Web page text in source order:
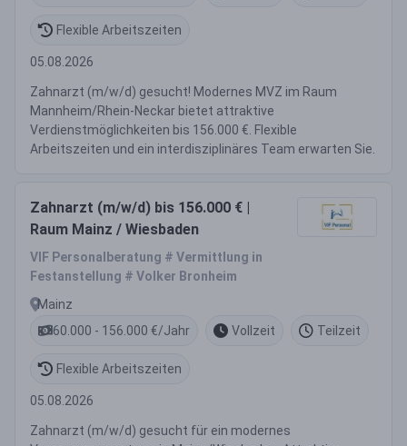
Flexible Arbeitszeiten
05.08.2026
Zahnarzt (m/w/d) gesucht! Modernes MVZ im Raum
Mannheim/Rhein-Neckar bietet attraktive
Verdienstmöglichkeiten bis 156.000 €. Flexible
Arbeitszeiten und ein interdisziplinäres Team erwarten Sie.
Zahnarzt (m/w/d) bis 156.000 € |
Raum Mainz / Wiesbaden
VIF Personalberatung # Vermittlung in
Festanstellung # Volker Bronheim
Mainz
60.000 - 156.000 €/Jahr
Vollzeit Teilzeit
Flexible Arbeitszeiten
05.08.2026
Zahnarzt (m/w/d) gesucht für ein modernes